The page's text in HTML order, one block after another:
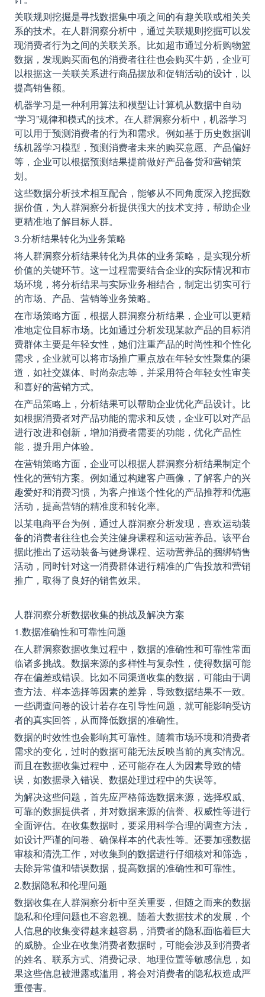
关联规则挖掘是寻找数据集中项之间的有趣关联或相关关
系的技术。在人群洞察分析中，通过关联规则挖掘可以发
现消费者行为之间的关联关系。比如超市通过分析购物篮
数据，发现购买面包的消费者往往也会购买牛奶，企业可
以根据这一关联关系进行商品摆放和促销活动的设计，以
提高销售额。
机器学习是一种利用算法和模型让计算机从数据中自动
“学习”规律和模式的技术。在人群洞察分析中，机器学习
可以用于预测消费者的行为和需求。例如基于历史数据训
练机器学习模型，预测消费者未来的购买意愿、产品偏好
等，企业可以根据预测结果提前做好产品备货和营销策
划。
这些数据分析技术相互配合，能够从不同角度深入挖掘数
据价值，为人群洞察分析提供强大的技术支持，帮助企业
更精准地了解目标人群。
3.分析结果转化为业务策略
将人群洞察分析结果转化为具体的业务策略，是实现分析
价值的关键环节。这一过程需要结合企业的实际情况和市
场环境，将分析结果与实际业务相结合，制定出切实可行
的市场、产品、营销等业务策略。
在市场策略方面，根据人群洞察分析结果，企业可以更精
准地定位目标市场。比如通过分析发现某款产品的目标消
费群体主要是年轻女性，她们注重产品的时尚性和个性化
需求，企业就可以将市场推广重点放在年轻女性聚集的渠
道，如社交媒体、时尚杂志等，并采用符合年轻女性审美
和喜好的营销方式。
在产品策略上，分析结果可以帮助企业优化产品设计。比
如根据消费者对产品功能的需求和反馈，企业可以对产品
进行改进和创新，增加消费者需要的功能，优化产品性
能，提升用户体验。
在营销策略方面，企业可以根据人群洞察分析结果制定个
性化的营销方案。例如通过构建客户画像，了解客户的兴
趣爱好和消费习惯，为客户推送个性化的产品推荐和优惠
活动，提高营销的精准度和转化率。
以某电商平台为例，通过人群洞察分析发现，喜欢运动装
备的消费者往往也会关注健身课程和运动营养品。该平台
据此推出了运动装备与健身课程、运动营养品的捆绑销售
活动，同时针对这一消费群体进行精准的广告投放和营销
推广，取得了良好的销售效果。
人群洞察分析数据收集的挑战及解决方案
1.数据准确性和可靠性问题
在人群洞察数据收集过程中，数据的准确性和可靠性常面
临诸多挑战。数据来源的多样性与复杂性，使得数据可能
存在偏差或错误。比如不同渠道收集的数据，可能由于调
查方法、样本选择等因素的差异，导致数据结果不一致。
一些调查问卷的设计若存在引导性问题，就可能影响受访
者的真实回答，从而降低数据的准确性。
数据的时效性也会影响其可靠性。随着市场环境和消费者
需求的变化，过时的数据可能无法反映当前的真实情况。
而且在数据收集过程中，还可能存在人为因素导致的错
误，如数据录入错误、数据处理过程中的失误等。
为解决这些问题，首先应严格筛选数据来源，选择权威、
可靠的数据提供者，并对数据来源的信誉、权威性等进行
全面评估。在收集数据时，要采用科学合理的调查方法，
如设计严谨的问卷、确保样本的代表性等。还要加强数据
审核和清洗工作，对收集到的数据进行仔细核对和筛选，
去除异常值和错误数据，提高数据的准确性和可靠性。
2.数据隐私和伦理问题
数据收集在人群洞察分析中至关重要，但随之而来的数据
隐私和伦理问题也不容忽视。随着大数据技术的发展，个
人信息的收集变得越来越容易，消费者的隐私面临着巨大
的威胁。企业在收集消费者数据时，可能会涉及到消费者
的姓名、联系方式、消费记录、地理位置等敏感信息，如
果这些信息被泄露或滥用，将会对消费者的隐私权造成严
重侵害。